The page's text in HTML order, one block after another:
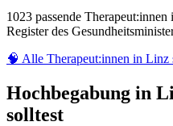
1023 passende
Register des
🧠 Alle Therapeut:innen in Linz
Hochbegabung in
solltest